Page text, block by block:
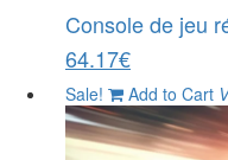
Console de jeu
64.17€
Sale! Add to Cart